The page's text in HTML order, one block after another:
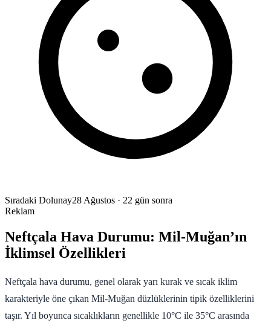
Sıradaki Dolunay28 Ağustos · 22 gün sonra
Reklam
Neftçala Hava Durumu: Mil-Muğan’ın
İklimsel Özellikleri
Neftçala hava durumu, genel olarak yarı kurak ve sıcak iklim
karakteriyle öne çıkan Mil-Muğan düzlüklerinin tipik özelliklerini
taşır. Yıl boyunca sıcaklıkların genellikle 10°C ile 35°C arasında